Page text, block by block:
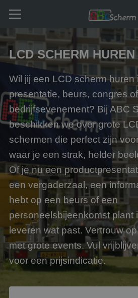
LCD SCHERM
Wil jij een LCD scherm
presentatie, beurs, congres of
bedrijfsevenement? Bij ABC
beschikken we over grote
schermen die perfect zijn
waar je een strak, helder
Of je nu een
een vergaderzaal, een
hebt op een beurs of een
personeelsbijeenkomst plant
leveren wat past. Vertrouw
met grote events. Vul
voor een prijsindicatie.